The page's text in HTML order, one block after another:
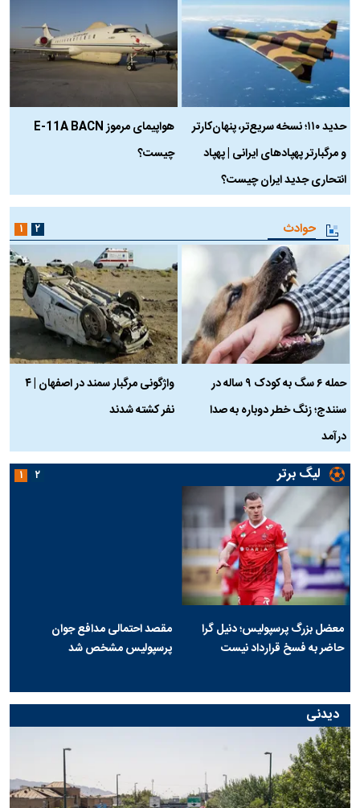
حدید ۱۱۰؛ نسخه سریع‌تر، پنهان‌کارتر
و مرگبارتر پهپادهای ایرانی | پهپاد
انتحاری جدید ایران چیست؟
هواپیمای مرموز E-11A BACN
چیست؟
حوادث
حمله ۶ سگ به کودک ۹ ساله در
سنندج؛ زنگ خطر دوباره به صدا
درآمد
واژگونی مرگبار سمند در اصفهان | ۴
نفر کشته شدند
۱ ۲
لیگ برتر
معضل بزرگ پرسپولیس؛ دنیل گرا
حاضر به فسخ قرارداد نیست
مقصد احتمالی مدافع جوان
پرسپولیس مشخص شد
۱ ۲
دیدنی